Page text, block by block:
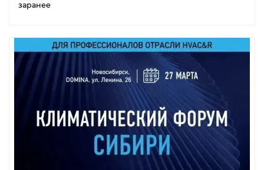
заранее